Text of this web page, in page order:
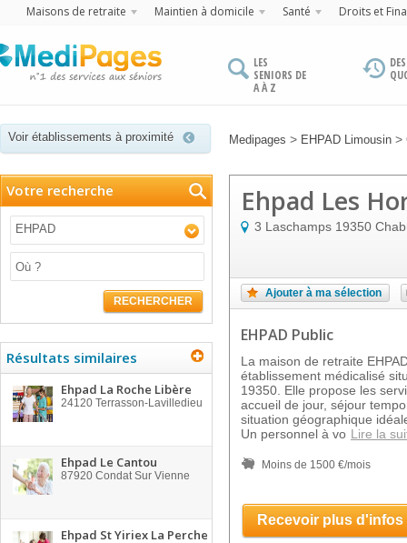
Maisons de retraite Maintien à domicile Santé Droits et
LES
SENIORS DE
A À Z
Voir établissements à proximité Medipages > EHPAD Limousin >
Votre recherche
EHPAD
RECHERCHER
Résultats similaires
Ehpad La Roche Libère
24120 Terrasson-Lavilledieu
Ehpad Le Cantou
87920 Condat Sur Vienne
Ehpad St Yiriex La Perche
Ehpad Les
3 Laschamps 19350
Ajouter à ma sélection
EHPAD Public
La maison de retraite
établissement médicalisé
19350. Elle propose les
accueil de jour, séjour
situation géographique
Un personnel à vo Lire la
Moins de 1500 €/mois
Recevoir plus d'infos